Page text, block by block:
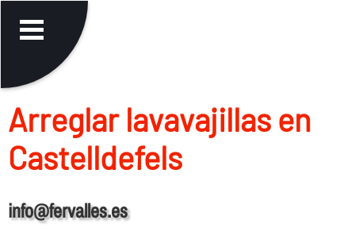
Arreglar lavavajillas en
Castelldefels
info@fervalles.es